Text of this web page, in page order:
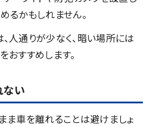
るかもしれません。
人通りが少なく、暗い場所には
すすめします。
ない
ま車を離れることは避けましょ